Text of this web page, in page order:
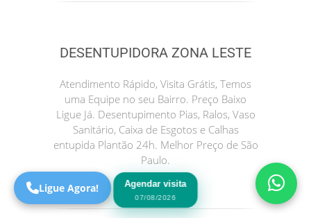
DESENTUPIDORA ZONA LESTE
Atendimento Rápido, Visita Grátis, Temos
uma Equipe no seu Bairro. Preço Baixo
Ligue Já. Desentupimento Pias, Ralos, Vaso
Sanitário, Caixa de Esgotos e Calhas
entupida Plantão 24h. Melhor Preço de São
Paulo.
Agendar visita
07/08/2026
São Paulo! Precisa de
ajuda?
Online
Ligue Agora!